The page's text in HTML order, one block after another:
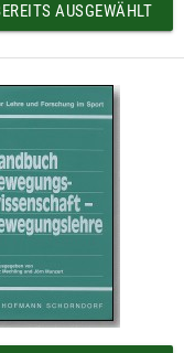
AUSGEWÄHLT